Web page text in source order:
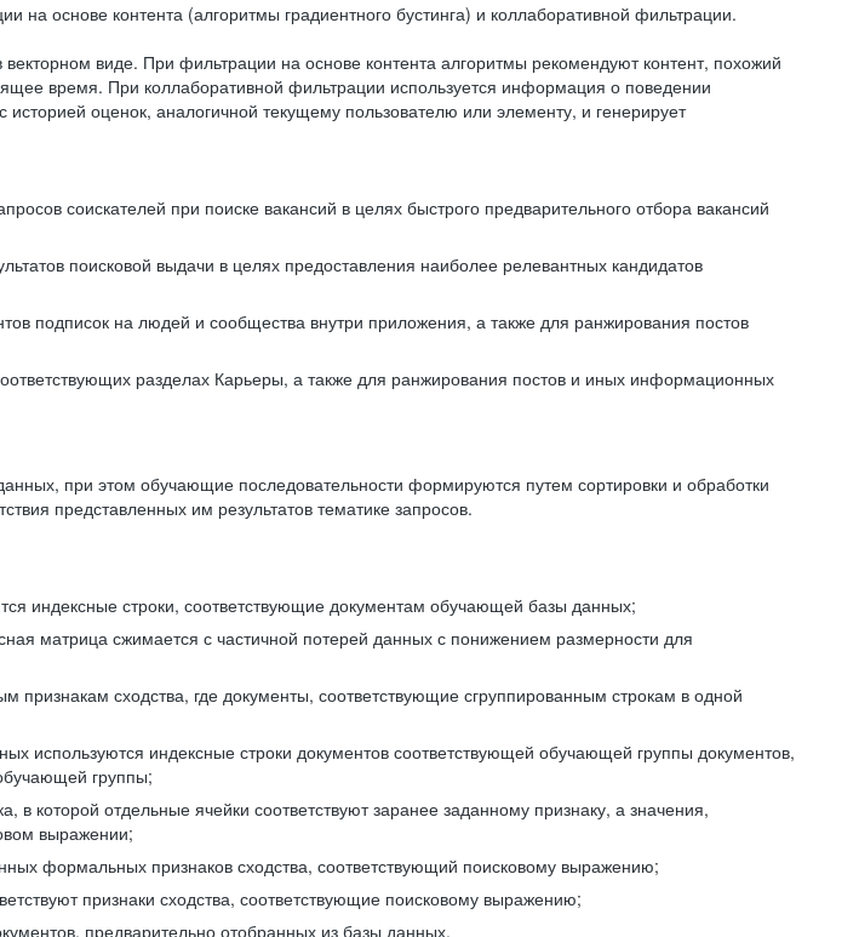
основе контента (алгоритмы градиентного бустинга) и коллаборативной фильтрации.
виде. При фильтрации на основе контента алгоритмы рекомендуют контент, похожий
время. При коллаборативной фильтрации используется информация о поведении
оценок, аналогичной текущему пользователю или элементу, и генерирует
соискателей при поиске вакансий в целях быстрого предварительного отбора вакансий
поисковой выдачи в целях предоставления наиболее релевантных кандидатов
подписок на людей и сообщества внутри приложения, а также для ранжирования постов
разделах Карьеры, а также для ранжирования постов и иных информационных
при этом обучающие последовательности формируются путем сортировки и обработки
представленных им результатов тематике запросов.
индексные строки, соответствующие документам обучающей базы данных;
матрица сжимается с частичной потерей данных с понижением размерности для
сходства, где документы, соответствующие сгруппированным строкам в одной
используются индексные строки документов соответствующей обучающей группы документов,
группы;
которой отдельные ячейки соответствуют заранее заданному признаку, а значения,
выражении;
формальных признаков сходства, соответствующий поисковому выражению;
признаки сходства, соответствующие поисковому выражению;
предварительно отобранных из базы данных.